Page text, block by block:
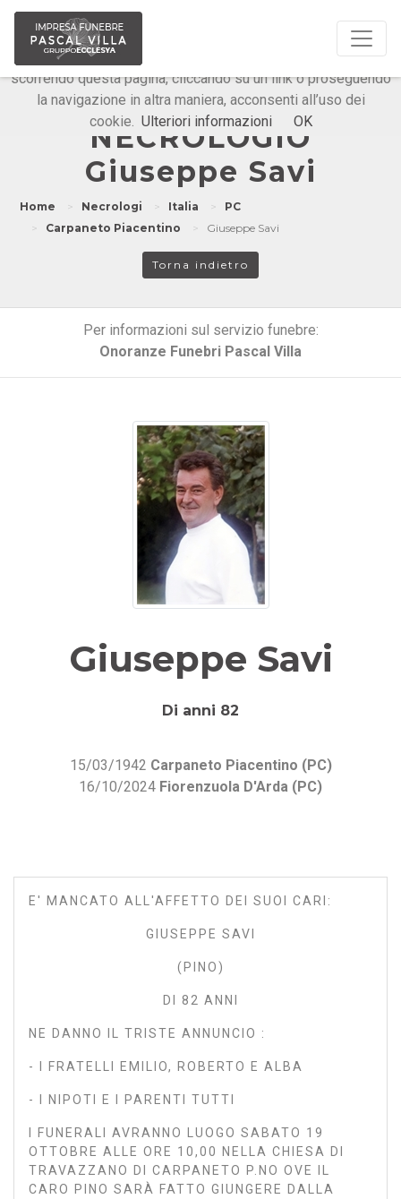
Onoranze Funebri Pascal Villa
NECROLOGIO
Giuseppe Savi
Home Necrologi Italia
PC
Carpaneto Piacentino
Giuseppe Savi
Torna indietro
Per informazioni sul servizio funebre:
Onoranze Funebri Pascal Villa
Giuseppe Savi
Di anni 82
15/03/1942 Carpaneto Piacentino (PC)
16/10/2024 Fiorenzuola D'Arda (PC)
E' MANCATO ALL'AFFETTO DEI SUOI CARI:
GIUSEPPE SAVI
(PINO)
DI 82 ANNI
NE DANNO IL TRISTE ANNUNCIO :
- I FRATELLI EMILIO, ROBERTO E ALBA
- I NIPOTI E I PARENTI TUTTI
I FUNERALI AVRANNO LUOGO SABATO 19
OTTOBRE ALLE ORE 10,00 NELLA CHIESA DI
TRAVAZZANO DI CARPANETO P.NO OVE IL
CARO PINO SARÀ FATTO GIUNGERE DALLA
Questo sito o gli strumenti terzi da questo utilizzati si
avvalgono di cookie necessari al funzionamento ed utili alle
finalità illustrate nella cookie policy. Chiudendo questo banner,
scorrendo questa pagina, cliccando su un link o proseguendo
la navigazione in altra maniera, acconsenti all’uso dei
cookie. Ulteriori informazioni OK